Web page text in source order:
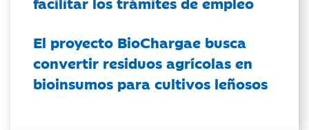
El proyecto BioChargae busca
convertir residuos agrícolas en
bioinsumos para cultivos leñosos